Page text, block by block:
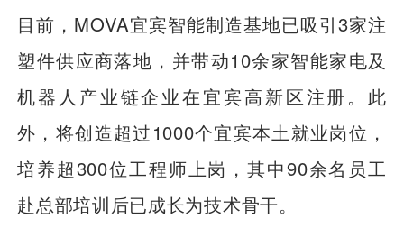
目前，MOVA宜宾智能制造基地已吸引3家注
塑件供应商落地，并带动10余家智能家电及
机器人产业链企业在宜宾高新区注册。此
外，将创造超过1000个宜宾本土就业岗位，
培养超300位工程师上岗，其中90余名员工
赴总部培训后已成长为技术骨干。